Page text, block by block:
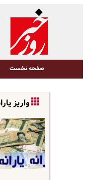
صفحه نخست
واریز